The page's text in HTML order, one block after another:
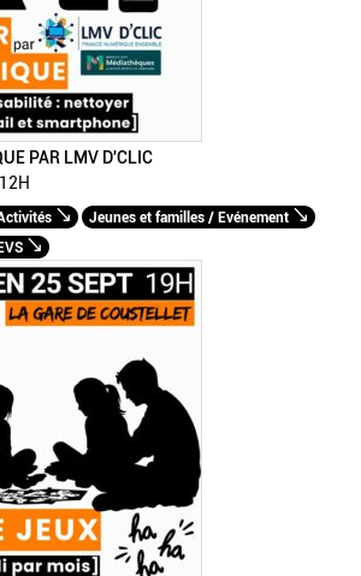
PAR LMV D'CLIC
Jeunes et familles / Evénement